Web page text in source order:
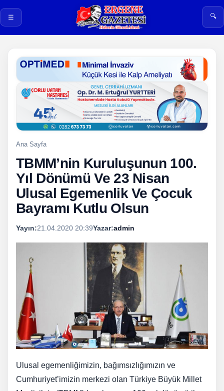
☰ 🔍
Ana Sayfa
TBMM’nin Kuruluşunun 100.
Yıl Dönümü Ve 23 Nisan
Ulusal Egemenlik Ve Çocuk
Bayramı Kutlu Olsun
Yayın:21.04.2020 20:39Yazar:admin
Ulusal egemenliğimizin, bağımsızlığımızın ve
Cumhuriyet’imizin merkezi olan Türkiye Büyük Millet